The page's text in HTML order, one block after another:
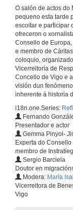
O salón de actos do
pequeno esta tarde
escoitar e participar
ofreceron o
Consello de
e membro de
coloquio,
Vicerreitoría de
Concello de Vigo e
visión dun
inherente á historia
i18n.one.Series:
Fernando
Presentador e actor
Gemma Pinyol-
Experta do
membro de
Sergio Barciela
Doutor en
Modera: María
Vicerreitora de
Vigo